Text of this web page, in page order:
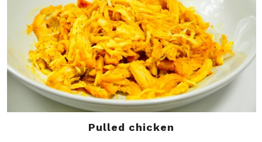
Pulled chicken